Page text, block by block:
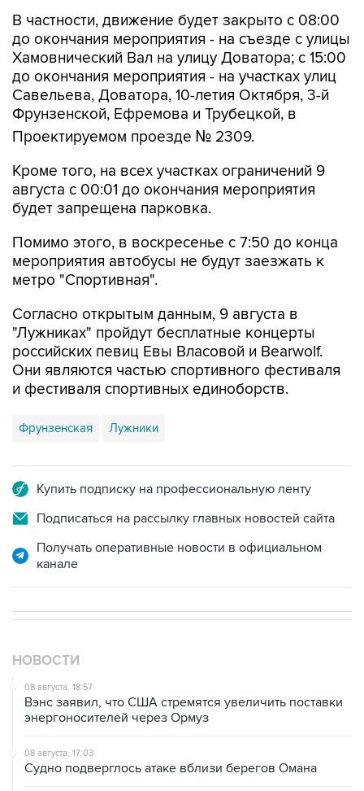
В частности, движение будет закрыто с 08:00
до окончания мероприятия - на съезде с улицы
Хамовнический Вал на улицу Доватора; с 15:00
до окончания мероприятия - на участках улиц
Савельева, Доватора, 10-летия Октября, 3-й
Фрунзенской, Ефремова и Трубецкой, в
Проектируемом проезде № 2309.
Кроме того, на всех участках ограничений 9
августа с 00:01 до окончания мероприятия
будет запрещена парковка.
Помимо этого, в воскресенье с 7:50 до конца
мероприятия автобусы не будут заезжать к
метро "Спортивная".
Согласно открытым данным, 9 августа в
"Лужниках" пройдут бесплатные концерты
российских певиц Евы Власовой и Bearwolf.
Они являются частью спортивного фестиваля
и фестиваля спортивных единоборств.
Фрунзенская Лужники
Купить подписку на профессиональную ленту
Подписаться на рассылку главных новостей сайта
Получать оперативные новости в официальном
канале
НОВОСТИ
08 августа, 18:57
Вэнс заявил, что США стремятся увеличить поставки
энергоносителей через Ормуз
08 августа, 17:03
Судно подверглось атаке вблизи берегов Омана